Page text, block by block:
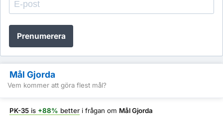
Prenumerera
Mål Gjorda
Vem kommer att göra flest mål?
PK-35 is +88% better i frågan om Mål Gjorda